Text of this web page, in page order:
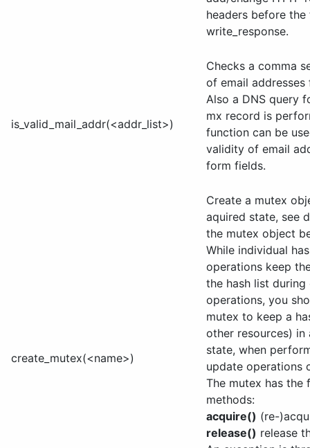
headers before
write_response.
is_valid_mail_addr(<addr_list>)
Checks a comma
of email
Also a DNS query
mx record is
function can be
validity of email
form fields.
create_mutex(<name>)
Create a mutex
aquired state, see
the mutex object
While individual
operations keep
the hash list during
operations, you
mutex to keep a
other resources) in
state, when
update operations
The mutex has the
methods:
acquire() (re-
release() release